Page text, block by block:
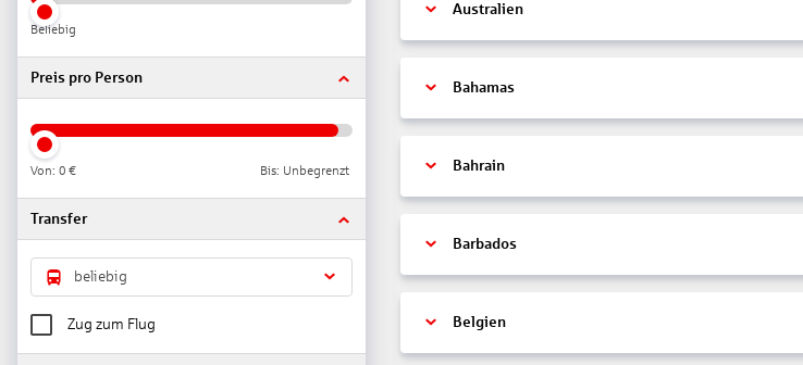
Beliebig
Preis pro Person
Von: 0 € Bis: Unbegrenzt
Transfer
beliebig
Zug zum Flug
Australien
Bahamas
Bahrain
Barbados
Belgien